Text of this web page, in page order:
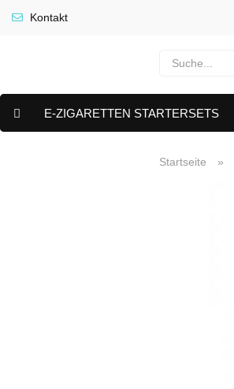
Kontakt
E-ZIGARETTEN STARTERSETS
Startseite »